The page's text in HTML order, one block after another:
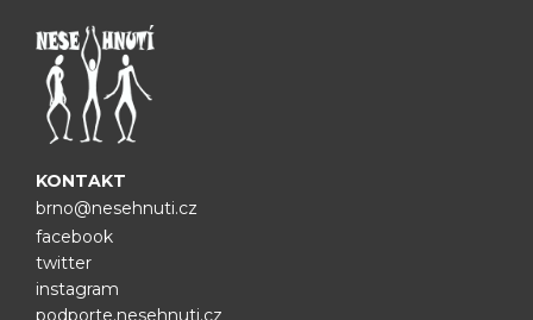
KONTAKT
brno@nesehnuti.cz
facebook
twitter
instagram
podporte.nesehnuti.cz